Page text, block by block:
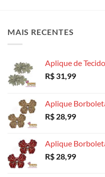
podem
na
página
MAIS RECENTES
Aplique de
R$ 31,99
Aplique
R$ 28,99
Aplique
R$ 28,99